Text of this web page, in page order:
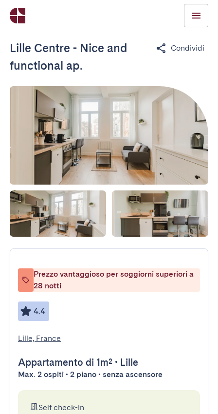
Lille Centre - Nice and
functional ap.
Condividi
Prezzo vantaggioso per soggiorni superiori a
28 notti
4.4
Lille, France
Appartamento di 1m² • Lille
Max. 2 ospiti • 2 piano • senza ascensore
Self check-in